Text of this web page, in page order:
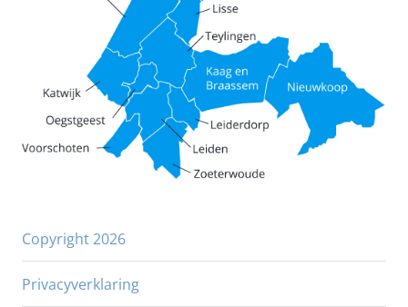
Copyright 2026
Privacyverklaring